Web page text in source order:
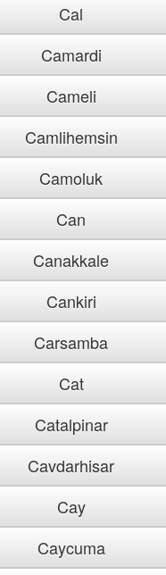
Cal
Camardi
Cameli
Camlihemsin
Camoluk
Can
Canakkale
Cankiri
Carsamba
Cat
Catalpinar
Cavdarhisar
Cay
Caycuma